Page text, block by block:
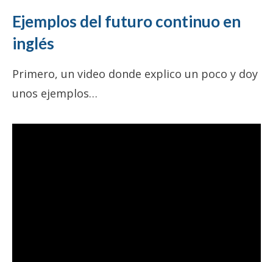
Ejemplos del futuro continuo en
inglés
Primero, un video donde explico un poco y doy
unos ejemplos…